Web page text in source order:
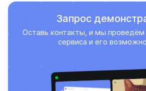
Запрос
Оставь контакты, и мы
сервиса и его